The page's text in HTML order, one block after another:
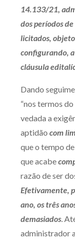
Batel
14.133/21,
dos períodos
licitados,
configurando,
cláusula
Dando
“nos termos
vedada a
aptidão com
que o tempo
que acabe
razão de ser
Efetivamente,
ano, os três
demasiados.
administrador